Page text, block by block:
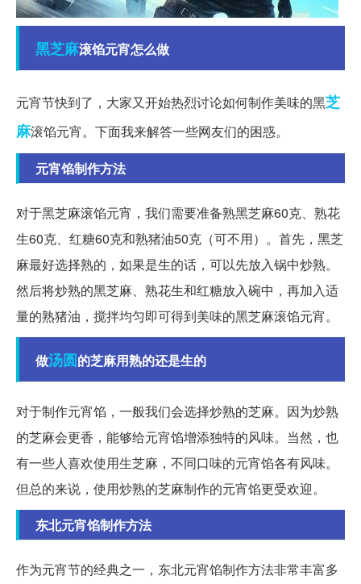
黑芝麻滚馅元宵怎么做
元宵节快到了，大家又开始热烈讨论如何制作美味的黑芝
麻滚馅元宵。下面我来解答一些网友们的困惑。
元宵馅制作方法
对于黑芝麻滚馅元宵，我们需要准备熟黑芝麻60克、熟花
生60克、红糖60克和熟猪油50克（可不用）。首先，黑芝
麻最好选择熟的，如果是生的话，可以先放入锅中炒熟。
然后将炒熟的黑芝麻、熟花生和红糖放入碗中，再加入适
量的熟猪油，搅拌均匀即可得到美味的黑芝麻滚馅元宵。
做汤圆的芝麻用熟的还是生的
对于制作元宵馅，一般我们会选择炒熟的芝麻。因为炒熟
的芝麻会更香，能够给元宵馅增添独特的风味。当然，也
有一些人喜欢使用生芝麻，不同口味的元宵馅各有风味。
但总的来说，使用炒熟的芝麻制作的元宵馅更受欢迎。
东北元宵馅制作方法
作为元宵节的经典之一，东北元宵馅制作方法非常丰富多